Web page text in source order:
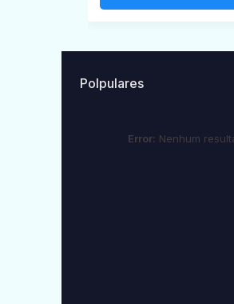
Polpulares
Error: Nenhum